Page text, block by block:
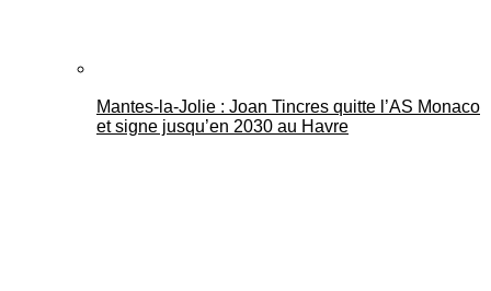
Mantes-la-Jolie : Joan Tincres quitte l’AS Monaco
et signe jusqu’en 2030 au Havre